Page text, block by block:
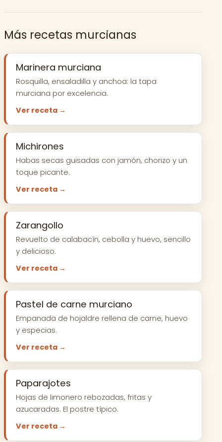
Más recetas murcianas
Marinera murciana
Rosquilla, ensaladilla y anchoa: la tapa
murciana por excelencia.
Ver receta →
Michirones
Habas secas guisadas con jamón, chorizo y un
toque picante.
Ver receta →
Zarangollo
Revuelto de calabacín, cebolla y huevo, sencillo
y delicioso.
Ver receta →
Pastel de carne murciano
Empanada de hojaldre rellena de carne, huevo
y especias.
Ver receta →
Paparajotes
Hojas de limonero rebozadas, fritas y
azucaradas. El postre típico.
Ver receta →